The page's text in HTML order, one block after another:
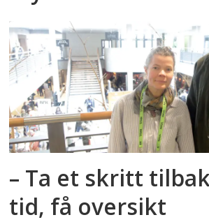
– Ta et skritt
tid, få oversikt